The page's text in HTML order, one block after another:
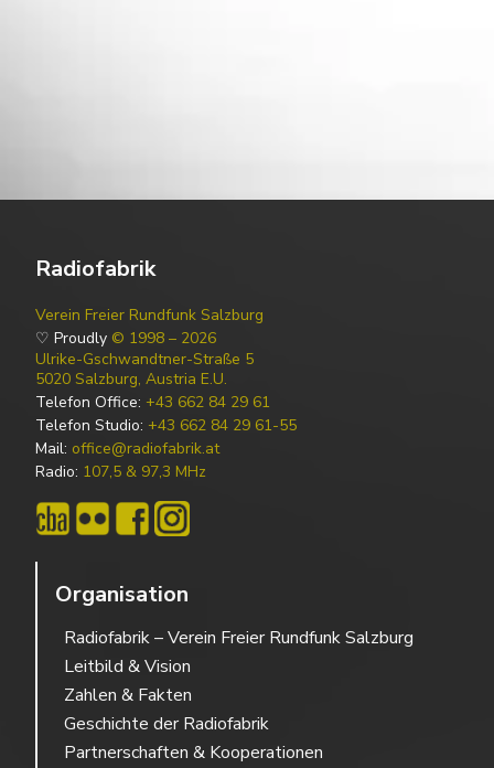
Radiofabrik
Verein Freier Rundfunk Salzburg
♡ Proudly © 1998 – 2026
Ulrike-Gschwandtner-Straße 5
5020 Salzburg, Austria E.U.
Telefon Office: +43 662 84 29 61
Telefon Studio: +43 662 84 29 61-55
Mail: office@radiofabrik.at
Radio: 107,5 & 97,3 MHz
Organisation
Radiofabrik – Verein Freier Rundfunk Salzburg
Leitbild & Vision
Zahlen & Fakten
Geschichte der Radiofabrik
Partnerschaften & Kooperationen